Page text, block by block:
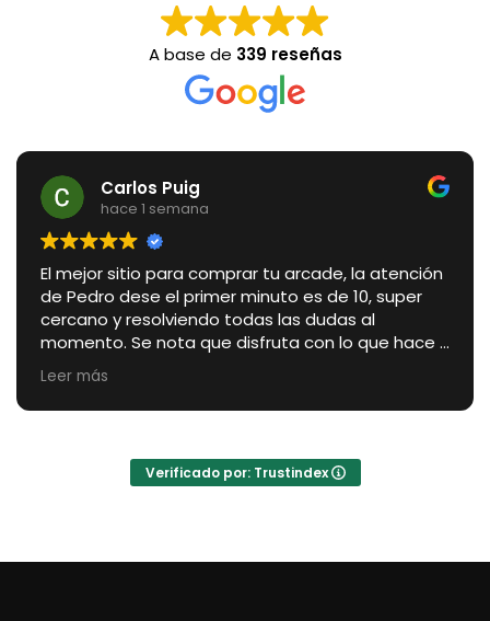
A base de 339 reseñas
Carlos Puig
hace 1 semana
El mejor sitio para comprar tu arcade, la atención
de Pedro dese el primer minuto es de 10, super
cercano y resolviendo todas las dudas al
momento. Se nota que disfruta con lo que hace y
te aconseja como a un amigo, con total
sinceridad para que elijas lo que más se acople a
tus necesidades, además se adapta
técnico explicando todo perfectamente. Es un
verdadero placer tratar con Pedro. Respecto a la
Leer más
Verificado por: Trustindex